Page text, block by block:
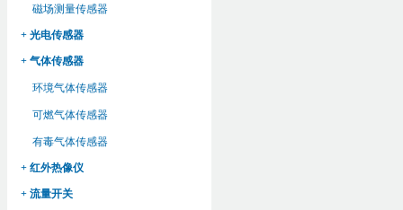
磁场测量传感器
+ 光电传感器
+ 气体传感器
环境气体传感器
可燃气体传感器
有毒气体传感器
+ 红外热像仪
+ 流量开关